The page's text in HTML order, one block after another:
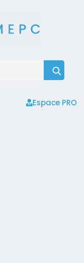
Espace PRO